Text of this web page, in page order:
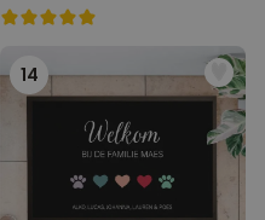
14